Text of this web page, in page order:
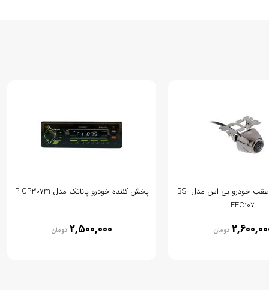
دوربین دنده عقب خودرو بی اس مدل BS-
FEC107
تومان
پخش کننده خودرو پاناتک مدل P-CP307m
2,500,000 تومان